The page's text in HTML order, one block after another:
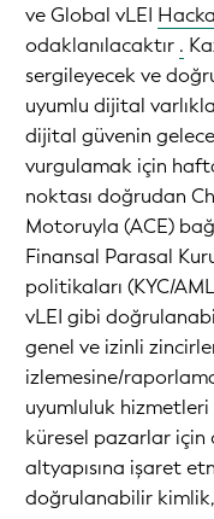
ve Global vLEI
odaklanılacaktır .
sergileyecek ve
uyumlu dijital
dijital güvenin
vurgulamak için
noktası doğrudan
Motoruyla (ACE)
Finansal Parasal
politikaları (KYC/
vLEI gibi
genel ve izinli
izlemesine/
uyumluluk
küresel pazarlar için
altyapısına işaret
doğrulanabilir